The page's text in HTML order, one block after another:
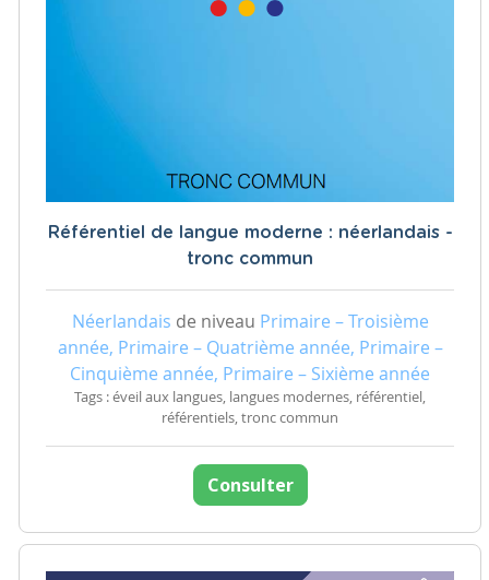
Référentiel de langue moderne : néerlandais -
tronc commun
Néerlandais de niveau Primaire – Troisième
année, Primaire – Quatrième année, Primaire –
Cinquième année, Primaire – Sixième année
Tags : éveil aux langues, langues modernes, référentiel,
référentiels, tronc commun
Consulter